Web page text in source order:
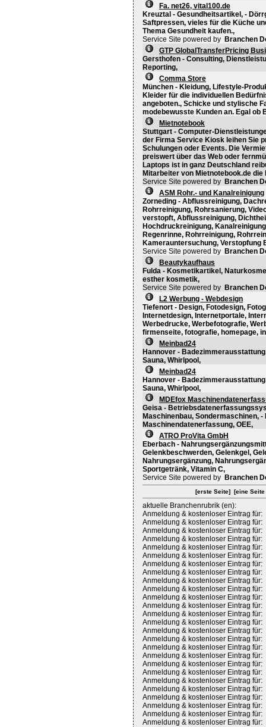
Fa. net26, vital100.de
Kreuztal - Gesundheitsartikel, -
Saftpressen, vieles für die Küche
Thema Gesundheit kaufen.,
Service Site powered by Branchen
GTP GlobalTransferPricing
Gersthofen - Consulting,
Reporting,
Comma Store
München - Kleidung, Lifestyle-
Kleider für die individuellen
angeboten., Schicke und stylische
modebewusste Kunden an. Egal ob
Mietnotebook
Stuttgart - Computer-
der Firma Service Kiosk leihen Sie
Schulungen oder Events. Die
preiswert über das Web oder
Laptops ist in ganz Deutschland
Mitarbeiter von Mietnotebook.de
Service Site powered by Branchen
ASM Rohr.- und Kanalreinigung
Zorneding - Abflussreinigung,
Rohrreinigung, Rohrsanierung,
verstopft, Abflussreinigung,
Hochdruckreinigung,
Regenrinne, Rohrreinigung,
Kamerauntersuchung, Verstopfung
Service Site powered by Branchen
Beautykaufhaus
Fulda - Kosmetikartikel,
esther kosmetik,
Service Site powered by Branchen
L2 Werbung - Webdesign
Tiefenort - Design, Fotodesign,
Internetdesign, Internetportale,
Werbedrucke, Werbefotografie,
firmenseite, fotografie, homepage,
Meinbad24
Hannover -
Sauna, Whirlpool,
Meinbad24
Hannover -
Sauna, Whirlpool,
MDEfox
Geisa -
Maschinenbau, Sondermaschinen,
Maschinendatenerfassung, OEE,
ATRO ProVita GmbH
Eberbach -
Gelenkbeschwerden, Gelenkgel,
Nahrungsergänzung,
Sportgetränk, Vitamin C,
Service Site powered by Branchen
[erste Seite] [eine
aktuelle Branchenrubrik (en):
Anmeldung & kostenloser Eintrag für:
Anmeldung & kostenloser Eintrag für:
Anmeldung & kostenloser Eintrag für:
Anmeldung & kostenloser Eintrag für:
Anmeldung & kostenloser Eintrag für:
Anmeldung & kostenloser Eintrag für:
Anmeldung & kostenloser Eintrag für:
Anmeldung & kostenloser Eintrag für:
Anmeldung & kostenloser Eintrag für:
Anmeldung & kostenloser Eintrag für:
Anmeldung & kostenloser Eintrag für:
Anmeldung & kostenloser Eintrag für:
Anmeldung & kostenloser Eintrag für:
Anmeldung & kostenloser Eintrag für:
Anmeldung & kostenloser Eintrag für:
Anmeldung & kostenloser Eintrag für:
Anmeldung & kostenloser Eintrag für:
Anmeldung & kostenloser Eintrag für:
Anmeldung & kostenloser Eintrag für:
Anmeldung & kostenloser Eintrag für:
Anmeldung & kostenloser Eintrag für:
Anmeldung & kostenloser Eintrag für:
Anmeldung & kostenloser Eintrag für:
Anmeldung & kostenloser Eintrag für:
Anmeldung & kostenloser Eintrag für:
Anmeldung & kostenloser Eintrag für: